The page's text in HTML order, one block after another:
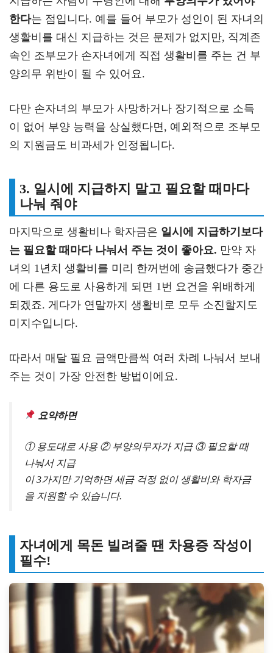
한다는 점입니다. 예를 들어 부모가 성인이 된 자녀의
생활비를 대신 지급하는 것은 문제가 없지만, 직계존
속인 조부모가 손자녀에게 직접 생활비를 주는 건 부
양의무 위반이 될 수 있어요.
다만 손자녀의 부모가 사망하거나 장기적으로 소득
이 없어 부양 능력을 상실했다면, 예외적으로 조부모
의 지원금도 비과세가 인정됩니다.
3. 일시에 지급하지 말고 필요할 때마다
나눠 줘야
마지막으로 생활비나 학자금은 일시에 지급하기보다
는 필요할 때마다 나눠서 주는 것이 좋아요. 만약 자
녀의 1년치 생활비를 미리 한꺼번에 송금했다가 중간
에 다른 용도로 사용하게 되면 1번 요건을 위배하게
되겠죠. 게다가 연말까지 생활비로 모두 소진할지도
미지수입니다.
따라서 매달 필요 금액만큼씩 여러 차례 나눠서 보내
주는 것이 가장 안전한 방법이에요.
요약하면
① 용도대로 사용 ② 부양의무자가 지급 ③ 필요할 때
나눠서 지급
이 3가지만 기억하면 세금 걱정 없이 생활비와 학자금
을 지원할 수 있습니다.
자녀에게 목돈 빌려줄 땐 차용증 작성이
필수!